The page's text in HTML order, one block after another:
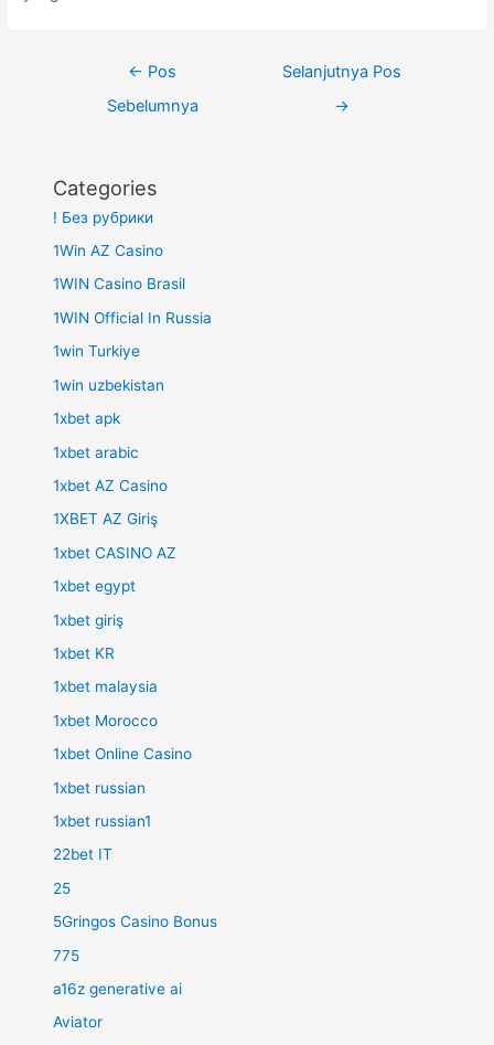
← Pos
Sebelumnya
Selanjutnya Pos
→
Categories
! Без рубрики
1Win AZ Casino
1WIN Casino Brasil
1WIN Official In Russia
1win Turkiye
1win uzbekistan
1xbet apk
1xbet arabic
1xbet AZ Casino
1XBET AZ Giriş
1xbet CASINO AZ
1xbet egypt
1xbet giriş
1xbet KR
1xbet malaysia
1xbet Morocco
1xbet Online Casino
1xbet russian
1xbet russian1
22bet IT
25
5Gringos Casino Bonus
775
a16z generative ai
Aviator